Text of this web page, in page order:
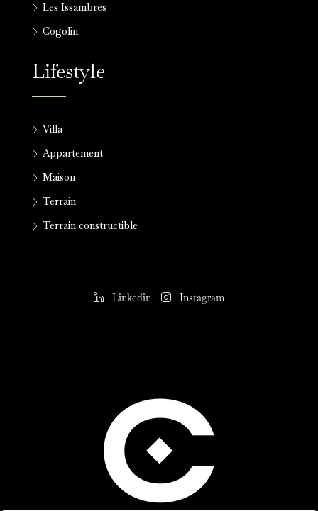
Les Issambres
Cogolin
Lifestyle
Villa
Appartement
Maison
Terrain
Terrain constructible
Linkedin Instagram